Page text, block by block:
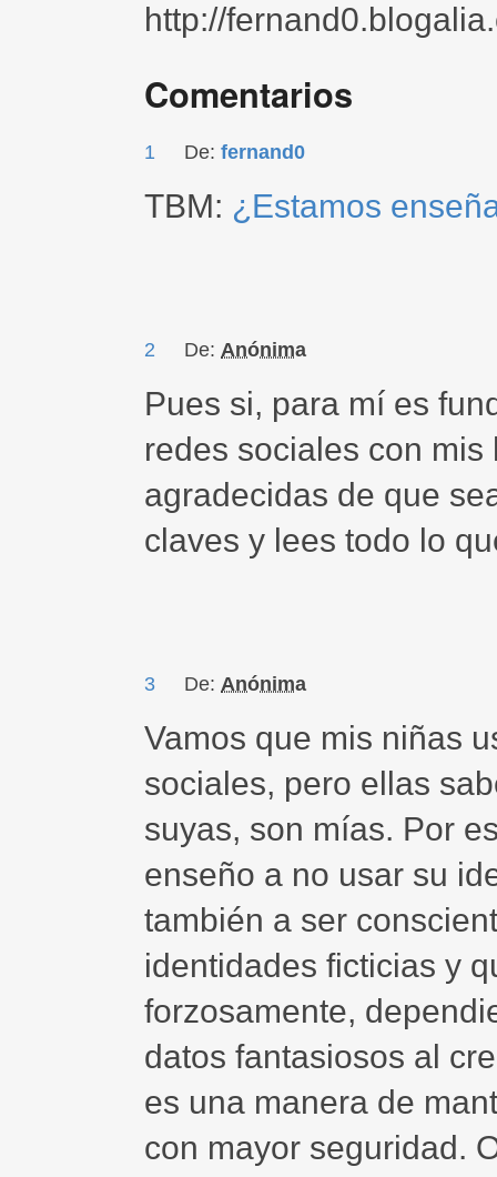
http://
Comentarios
1 De: fernand0
TBM: ¿Estamos
2 De: Anónima
Pues si, para mí es
redes sociales con
agradecidas de que
claves y lees todo lo
3 De: Anónima
Vamos que mis niñas
sociales, pero ellas
suyas, son mías. Por
enseño a no usar su
también a ser
identidades ficticias y
forzosamente,
datos fantasiosos al
es una manera de
con mayor seguridad.